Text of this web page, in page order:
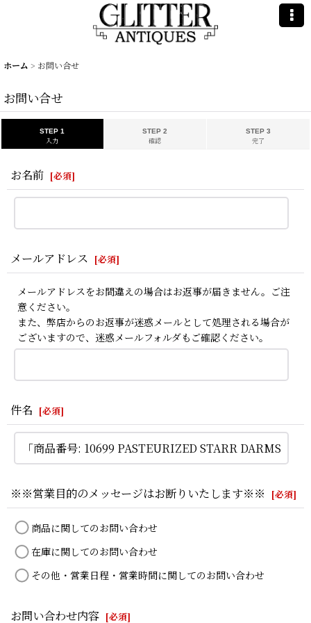
ホーム > お問い合せ
お問い合せ
STEP 1
入力
STEP 2
確認
STEP 3
完了
お名前 [必須]
メールアドレス [必須]
メールアドレスをお間違えの場合はお返事が届きません。ご注
意ください。
また、弊店からのお返事が迷惑メールとして処理される場合が
ございますので、迷惑メールフォルダもご確認ください。
件名 [必須]
※※営業目的のメッセージはお断りいたします※※ [必須]
商品に関してのお問い合わせ
在庫に関してのお問い合わせ
その他・営業日程・営業時間に関してのお問い合わせ
お問い合わせ内容 [必須]